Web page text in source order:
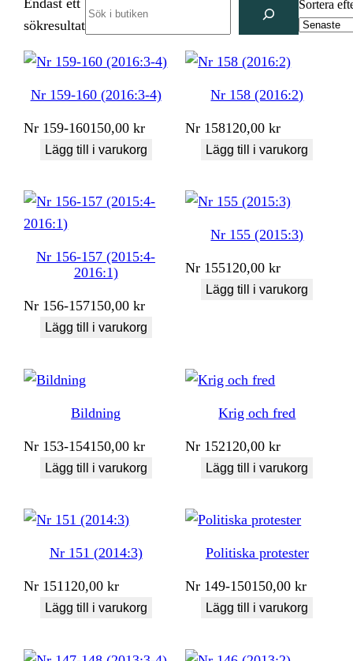
sökresultat
Sortera
Nr 159-160 (2016:3-4)
Nr 159-160150,00kr
Lägg till i varukorg
Nr 158 (2016:2)
Nr 158120,00kr
Lägg till i varukorg
Nr 156-157 (2015:4-
2016:1)
Nr 156-157150,00kr
Lägg till i varukorg
Nr 155 (2015:3)
Nr 155120,00kr
Lägg till i varukorg
Bildning
Nr 153-154150,00kr
Lägg till i varukorg
Krig och fred
Nr 152120,00kr
Lägg till i varukorg
Nr 151 (2014:3)
Nr 151120,00kr
Lägg till i varukorg
Politiska protester
Nr 149-150150,00kr
Lägg till i varukorg